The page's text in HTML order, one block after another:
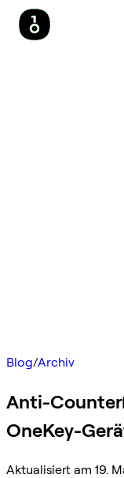
Blog/Archiv
Anti-
OneKey-
Aktualisiert am 19.